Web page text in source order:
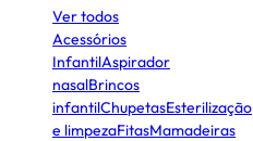
Ver todos
Acessórios
InfantilAspirador
nasalBrincos
infantilChupetasEsterilização
e limpezaFitasMamadeiras